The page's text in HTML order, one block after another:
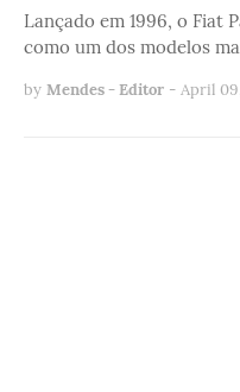
Lançado em 1996, o Fiat
como um dos modelos
by Mendes - Editor - April